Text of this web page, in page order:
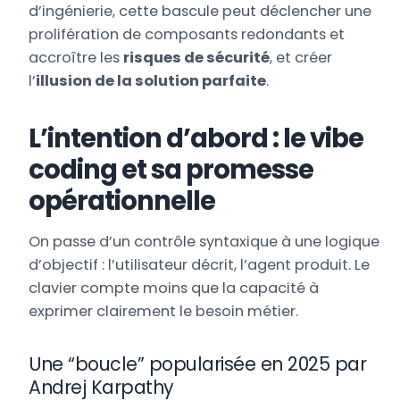
d’ingénierie, cette bascule peut déclencher une
prolifération de composants redondants et
accroître les risques de sécurité, et créer
l’illusion de la solution parfaite.
L’intention d’abord : le vibe
coding et sa promesse
opérationnelle
On passe d’un contrôle syntaxique à une logique
d’objectif : l’utilisateur décrit, l’agent produit. Le
clavier compte moins que la capacité à
exprimer clairement le besoin métier.
Une “boucle” popularisée en 2025 par
Andrej Karpathy